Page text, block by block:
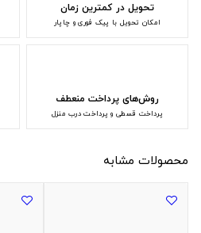
تحویل در کمترین زمان
امکان تحویل با پیک فوری و چاپار
روش‌های پرداخت منعطف
پرداخت قسطی و پرداخت درب منزل
محصولات مشابه